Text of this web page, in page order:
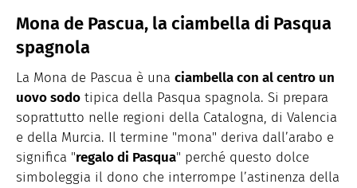
Mona de Pascua, la ciambella di Pasqua
spagnola
La Mona de Pascua è una ciambella con al centro un
uovo sodo tipica della Pasqua spagnola. Si prepara
soprattutto nelle regioni della Catalogna, di Valencia
e della Murcia. Il termine "mona" deriva dall’arabo e
significa "regalo di Pasqua" perché questo dolce
simboleggia il dono che interrompe l’astinenza della